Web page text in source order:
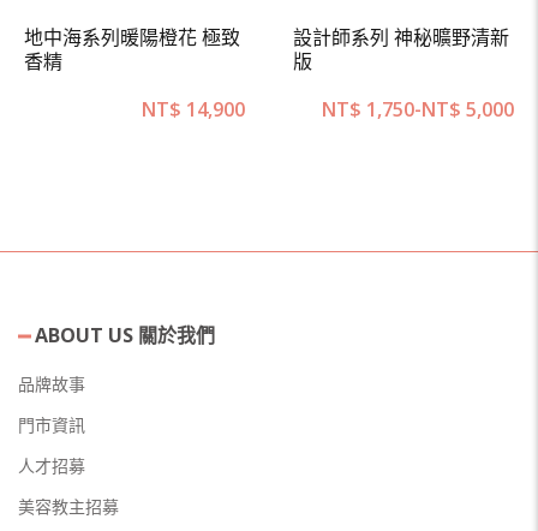
地中海系列暖陽橙花 極致
香精
NT$ 14,900
設計師系列 神秘曠野清新
版
NT$ 1,750-NT$ 5,000
ABOUT US 關於我們
品牌故事
門市資訊
人才招募
美容教主招募